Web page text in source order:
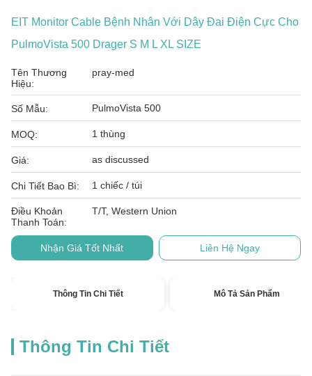
EIT Monitor Cable Bệnh Nhân Với Dây Đai Điện Cực Cho
PulmoVista 500 Drager S M L XL SIZE
Tên Thương
Hiệu:
pray-med
Số Mẫu: PulmoVista 500
MOQ: 1 thùng
Giá: as discussed
Chi Tiết Bao Bì: 1 chiếc / túi
Điều Khoản
Thanh Toán:
T/T, Western Union
Nhận Giá Tốt Nhất Liên Hệ Ngay
Thông Tin Chi Tiết Mô Tả Sản Phẩm
Thông Tin Chi Tiết